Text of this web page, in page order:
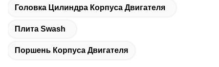
Головка Цилиндра Корпуса Двигателя
Плита Swash
Поршень Корпуса Двигателя